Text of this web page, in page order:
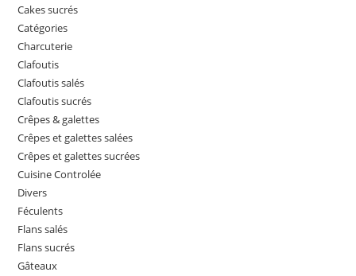
Cakes sucrés
Catégories
Charcuterie
Clafoutis
Clafoutis salés
Clafoutis sucrés
Crêpes & galettes
Crêpes et galettes salées
Crêpes et galettes sucrées
Cuisine Controlée
Divers
Féculents
Flans salés
Flans sucrés
Gâteaux